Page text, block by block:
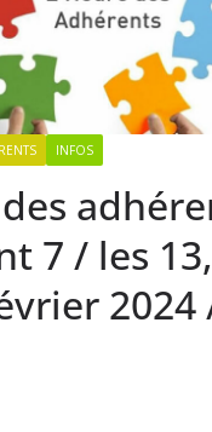
INFOS
7 / les
2024